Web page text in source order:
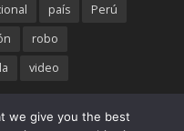
país
Perú
robo
video
we give you the best